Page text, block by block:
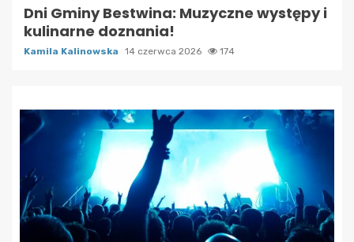
Dni Gminy Bestwina: Muzyczne występy i
kulinarne doznania!
Kamila Kalinowska 14 czerwca 2026 174